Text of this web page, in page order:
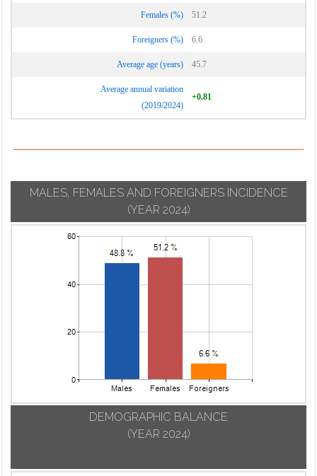
Vignate
Vizzolo
Predabissi
Giacomo
Females (%) 51.2
Foreigners (%) 6.6
Average age (years) 45.7
Average annual variation
(2019/2024)
+0.81
MALES, FEMALES AND FOREIGNERS INCIDENCE
(YEAR 2024)
DEMOGRAPHIC BALANCE
(YEAR 2024)